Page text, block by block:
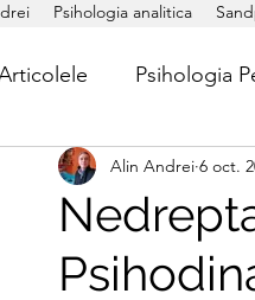
Psihologia analitica
Psihologia
Alin Andrei 6 oct.